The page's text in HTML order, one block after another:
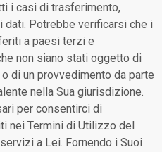
i casi di trasferimento,
Potrebbe verificarsi che i
a paesi terzi e
non siano stati oggetto di
di un provvedimento da parte
nella Sua giurisdizione.
per consentirci di
nei Termini di Utilizzo del
a Lei. Fornendo i Suoi